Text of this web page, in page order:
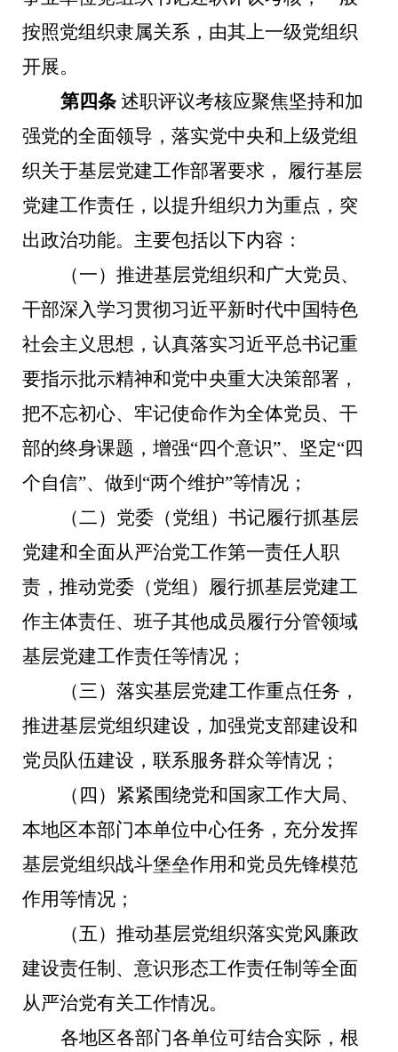
按照党组织隶属关系，由其上一级党组织
开展。
第四条 述职评议考核应聚焦坚持和加
强党的全面领导，落实党中央和上级党组
织关于基层党建工作部署要求，
履行基层
党建工作责任，以提升组织力为重点，突
出政治功能。主要包括以下内容：
（一）推进基层党组织和广大党员、
干部深入学习贯彻习近平新时代中国特色
社会主义思想，认真落实习近平总书记重
要指示批示精神和党中央重大决策部署，
把不忘初心、牢记使命作为全体党员、干
部的终身课题，增强“四个意识”、坚定“四
个自信”、做到“两个维护”等情况；
（二）党委（党组）书记履行抓基层
党建和全面从严治党工作第一责任人职
责，推动党委（党组）履行抓基层党建工
作主体责任、班子其他成员履行分管领域
基层党建工作责任等情况；
（三）落实基层党建工作重点任务，
推进基层党组织建设，加强党支部建设和
党员队伍建设，联系服务群众等情况；
（四）紧紧围绕党和国家工作大局、
本地区本部门本单位中心任务，充分发挥
基层党组织战斗堡垒作用和党员先锋模范
作用等情况；
（五）推动基层党组织落实党风廉政
建设责任制、意识形态工作责任制等全面
从严治党有关工作情况。
各地区各部门各单位可结合实际，根